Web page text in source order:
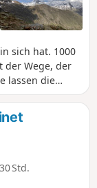
sich hat. 1000
der Wege, der
lassen die
Bassiès-
ist sehr
mehreren
Aussicht auf
Std.